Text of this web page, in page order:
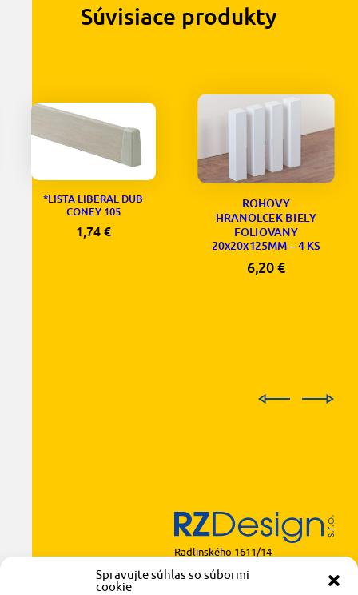
Spravujte súhlas so súbormi
cookie
Súvisiace produkty
*LISTA LIBERAL DUB
CONEY 105
1,74 €
ROHOVY
HRANOLCEK BIELY
FOLIOVANY
20x20x125MM – 4 KS
6,20€
Radlinského 1611/14
921 01 Piešťany